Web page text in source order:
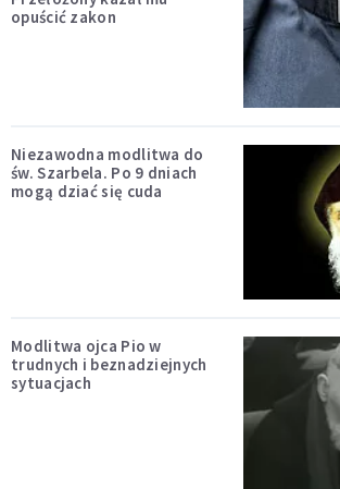
opuścić zakon
Niezawodna modlitwa do
św. Szarbela. Po 9 dniach
mogą dziać się cuda
Modlitwa ojca Pio w
trudnych i beznadziejnych
sytuacjach